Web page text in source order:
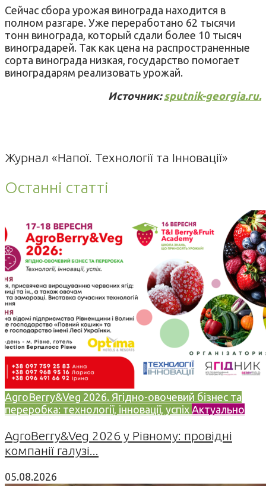
Сейчас сбора урожая винограда находится в
полном разгаре. Уже переработано 62 тысячи
тонн винограда, который сдали более 10 тысяч
виноградарей. Так как цена на распространенные
сорта винограда низкая, государство помогает
виноградарям реализовать урожай.
Источник:sputnik-georgia.ru.
Журнал «Напої. Технології та Інновації»
Останні статті
AgroBerry&Veg 2026. Ягідно-овочевий бізнес та
переробка: технології, інновації, успіх Актуально
AgroBerry&Veg 2026 у Рівному: провідні
компанії галузі...
05.08.2026